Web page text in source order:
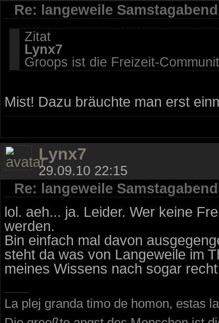
Re: langeweile
Zitat
Lynx7
Groops ist die Freizeit-
Mist! Dazu bräuchte man erst
Lynx7
29.09.10 22:15
Re: langeweile
lol. aeh... ja. Leider. Wer keine
werden.
Bin einfach mal davon
steht da was von Langeweile im
meines Wissens nach sogar
La plej granda timo de homon, estas